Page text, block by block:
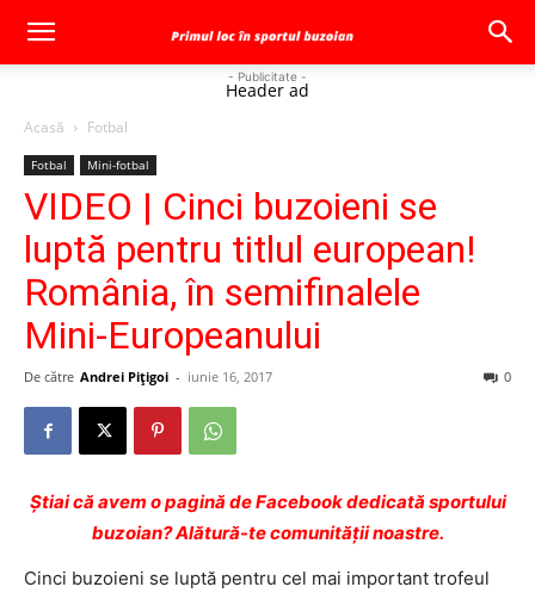
- Publicitate -
Header ad
Acasă Fotbal
Fotbal Mini-fotbal
VIDEO | Cinci buzoieni se
luptă pentru titlul european!
România, în semifinalele
Mini-Europeanului
De către Andrei Pițigoi - iunie 16, 2017 0
Ştiai că avem o pagină de Facebook dedicată sportului
buzoian? Alătură-te comunității noastre.
Cinci buzoieni se luptă pentru cel mai important trofeul